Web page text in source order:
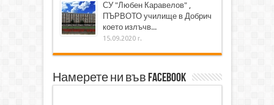
СУ "Любен Каравелов" ,
ПЪРВОТО училище в Добрич
което излъчв...
15.09.2020 г.
Намерете ни във Facebook